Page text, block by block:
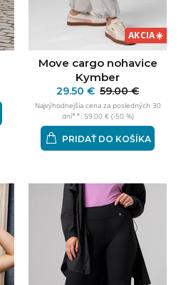
AKCIA☀️
Move cargo nohavice
Kymber
29.50 € 59.00 €
Najvýhodnejšia cena za posledných 30
dní**: 59.00 € (-50 %)
PRIDAŤ DO KOŠÍKA